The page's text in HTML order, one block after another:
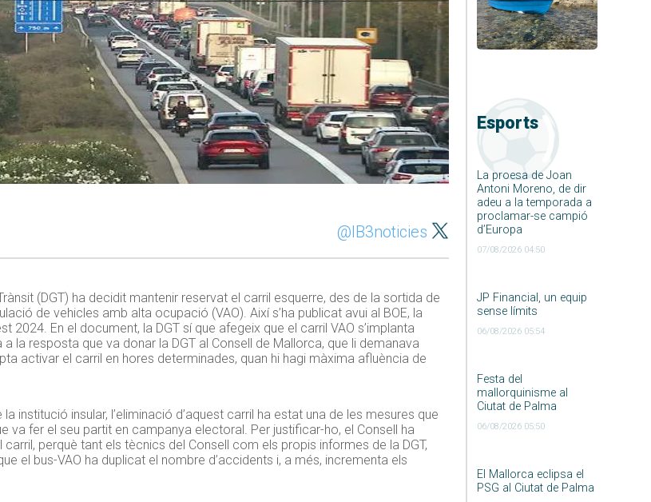
Esports
La proesa de Joan
Antoni Moreno, de dir
adeu a la temporada a
proclamar-se campió
d’Europa
07/08/2026 04:50
JP Financial, un equip
sense límits
06/08/2026 05:54
Festa del
mallorquinisme al
Ciutat de Palma
06/08/2026 05:50
El Mallorca eclipsa el
PSG al Ciutat de Palma
@IB3noticies
(DGT) ha decidit mantenir reservat el carril esquerre, des de la sortida de
de vehicles amb alta ocupació (VAO). Així s’ha publicat avui al BOE, la
En el document, la DGT sí que afegeix que el carril VAO s’implanta
la resposta que va donar la DGT al Consell de Mallorca, que li demanava
activar el carril en hores determinades, quan hi hagi màxima afluència de
institució insular, l’eliminació d’aquest carril ha estat una de les mesures que
va fer el seu partit en campanya electoral. Per justificar-ho, el Consell ha
perquè tant els tècnics del Consell com els propis informes de la DGT,
el bus-VAO ha duplicat el nombre d’accidents i, a més, incrementa els